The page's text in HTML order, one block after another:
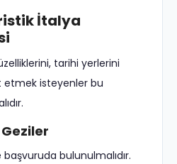
İtalya
tarihi yerlerini
etmek isteyenler bu
bulunulmalıdır.